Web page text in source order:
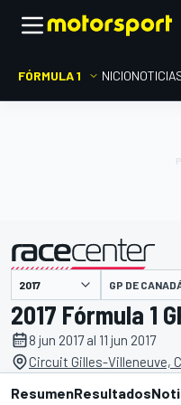
FÓRMULA 1 INICIO
presentado por GP DE
2017 Fórmula 1
8 jun 2017 al 11 jun 2017
Circuit Gilles-Villeneuve,
ResumenResultados